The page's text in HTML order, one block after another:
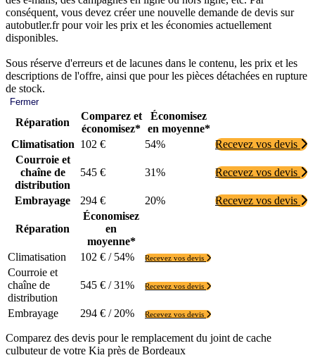
conséquent, vous devez créer une nouvelle demande de devis sur
autobutler.fr pour voir les prix et les économies actuellement
disponibles.
Sous réserve d'erreurs et de lacunes dans le contenu, les prix et les
descriptions de l'offre, ainsi que pour les pièces détachées en rupture
de stock.
Fermer
Réparation
Comparez et
économisez*
Économisez
en moyenne*
Climatisation 102 € 54%
Recevez vos devis
Courroie et
chaîne de
distribution
545 € 31% Recevez vos devis
Embrayage 294 € 20% Recevez vos devis
Réparation
Économisez
en
moyenne*
Climatisation
102 € / 54% Recevez vos devis
Courroie et
chaîne de
distribution
545 € / 31% Recevez vos devis
Embrayage 294 € / 20% Recevez vos devis
Comparez des devis pour le remplacement du joint de cache
culbuteur de votre Kia près de Bordeaux